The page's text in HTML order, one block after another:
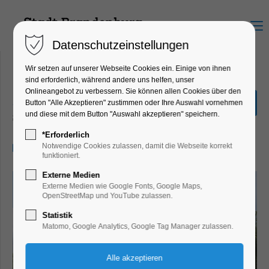
Menu
„Mühlenfahrt“ 1,5 Stunden
Schiffrundfahrt
27.06.2024, 11:30–13:00
Datenschutzeinstellungen
Wir setzen auf unserer Webseite Cookies ein. Einige von ihnen
sind erforderlich, während andere uns helfen, unser
Onlineangebot zu verbessern. Sie können allen Cookies über den
Button "Alle Akzeptieren" zustimmen oder Ihre Auswahl vornehmen
und diese mit dem Button "Auswahl akzeptieren" speichern.
*Erforderlich
Notwendige Cookies zulassen, damit die Webseite korrekt
funktioniert.
Externe Medien
Externe Medien wie Google Fonts, Google Maps,
OpenStreetMap und YouTube zulassen.
Statistik
Matomo, Google Analytics, Google Tag Manager zulassen.